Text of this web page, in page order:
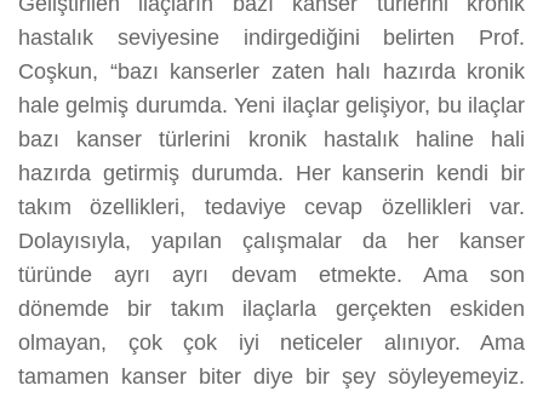
hastalık seviyesine indirgediğini belirten Prof.
Coşkun, “bazı kanserler zaten halı hazırda kronik
hale gelmiş durumda. Yeni ilaçlar gelişiyor, bu ilaçlar
bazı kanser türlerini kronik hastalık haline hali
hazırda getirmiş durumda. Her kanserin kendi bir
takım özellikleri, tedaviye cevap özellikleri var.
Dolayısıyla, yapılan çalışmalar da her kanser
türünde ayrı ayrı devam etmekte. Ama son
dönemde bir takım ilaçlarla gerçekten eskiden
olmayan, çok çok iyi neticeler alınıyor. Ama
tamamen kanser biter diye bir şey söyleyemeyiz.